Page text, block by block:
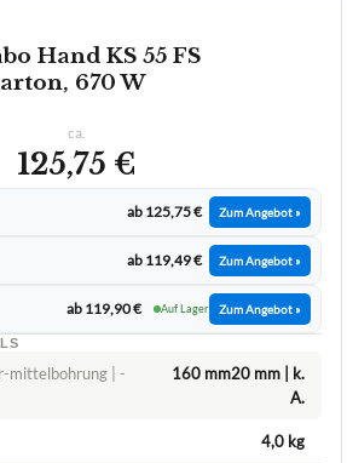
Hand KS 55 FS
670 W
ca.
125,75 €
ab 125,75 € Zum Angebot »
ab 119,49 € Zum Angebot »
ab 119,90 € Auf Lager Zum Angebot »
mittelbohrung | -
160 mm20 mm | k.
A.
4,0 kg